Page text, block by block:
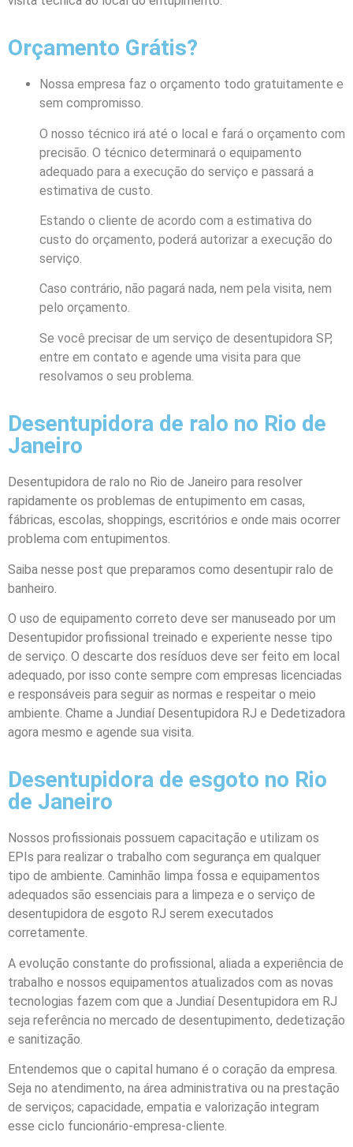
Orçamento Grátis?
Nossa empresa faz o orçamento todo gratuitamente e
sem compromisso.
O nosso técnico irá até o local e fará o orçamento com
precisão. O técnico determinará o equipamento
adequado para a execução do serviço e passará a
estimativa de custo.
Estando o cliente de acordo com a estimativa do
custo do orçamento, poderá autorizar a execução do
serviço.
Caso contrário, não pagará nada, nem pela visita, nem
pelo orçamento.
Se você precisar de um serviço de desentupidora SP,
entre em contato e agende uma visita para que
resolvamos o seu problema.
Desentupidora de ralo no Rio de
Janeiro
Desentupidora de ralo no Rio de Janeiro para resolver
rapidamente os problemas de entupimento em casas,
fábricas, escolas, shoppings, escritórios e onde mais ocorrer
problema com entupimentos.
Saiba nesse post que preparamos como desentupir ralo de
banheiro.
O uso de equipamento correto deve ser manuseado por um
Desentupidor profissional treinado e experiente nesse tipo
de serviço. O descarte dos resíduos deve ser feito em local
adequado, por isso conte sempre com empresas licenciadas
e responsáveis para seguir as normas e respeitar o meio
ambiente. Chame a Jundiaí Desentupidora RJ e Dedetizadora
agora mesmo e agende sua visita.
Desentupidora de esgoto no Rio
de Janeiro
Nossos profissionais possuem capacitação e utilizam os
EPIs para realizar o trabalho com segurança em qualquer
tipo de ambiente. Caminhão limpa fossa e equipamentos
adequados são essenciais para a limpeza e o serviço de
desentupidora de esgoto RJ serem executados
corretamente.
A evolução constante do profissional, aliada a experiência de
trabalho e nossos equipamentos atualizados com as novas
tecnologias fazem com que a Jundiaí Desentupidora em RJ
seja referência no mercado de desentupimento, dedetização
e sanitização.
Entendemos que o capital humano é o coração da empresa.
Seja no atendimento, na área administrativa ou na prestação
de serviços; capacidade, empatia e valorização integram
esse ciclo funcionário-empresa-cliente.